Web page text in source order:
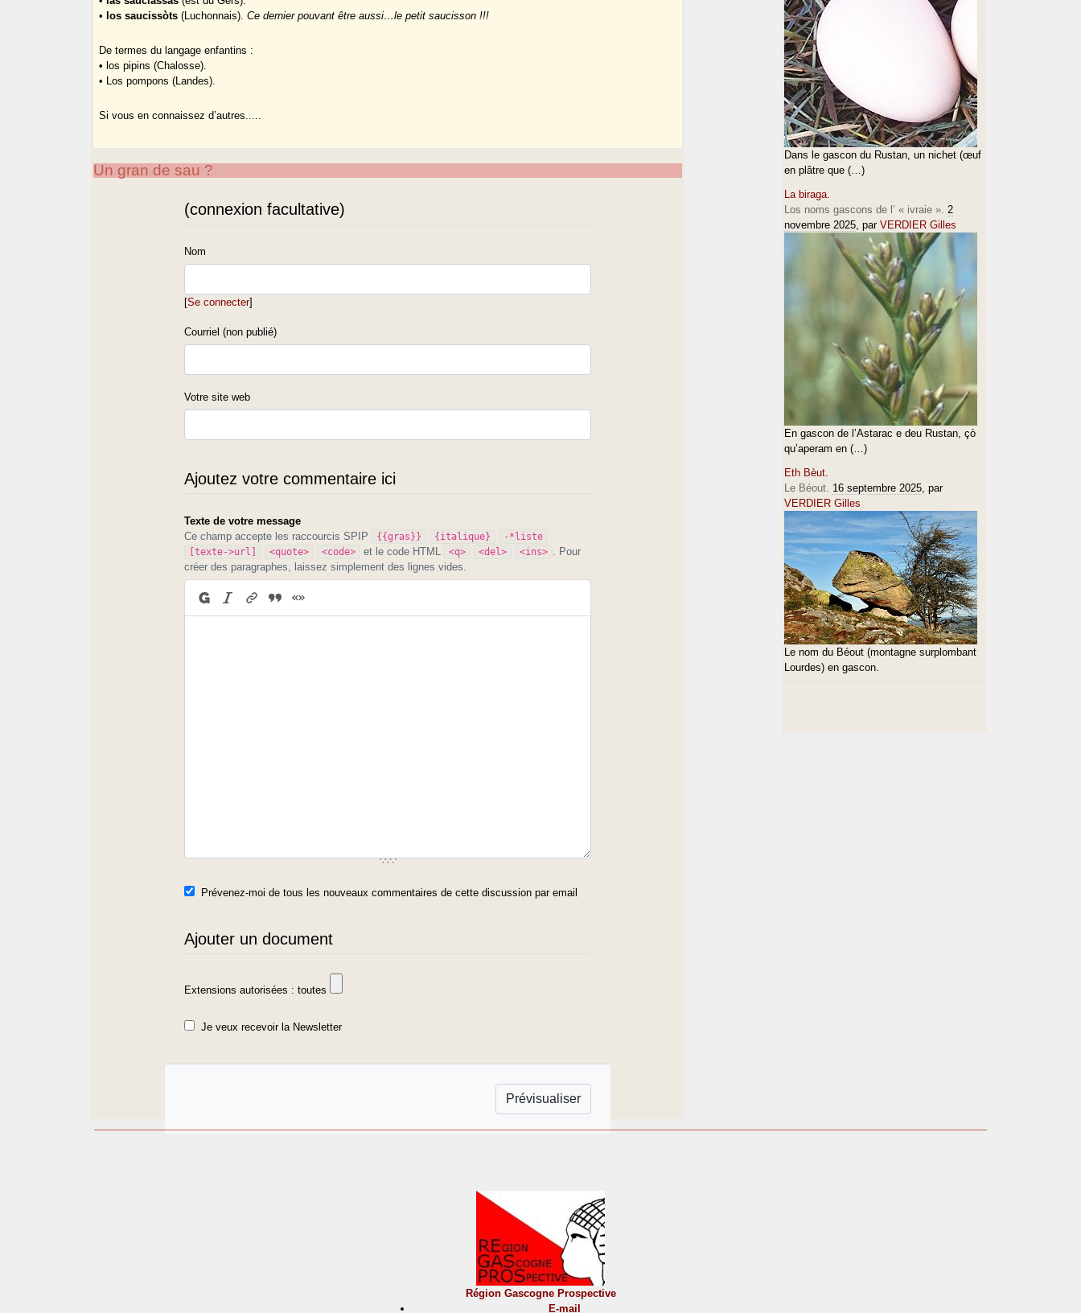
• los saucissòts (Luchonnais). Ce dernier pouvant être aussi…le petit saucisson !!!
De termes du langage enfantins :
• los pipins (Chalosse).
• Los pompons (Landes).
Si vous en connaissez d’autres.....
Un gran de sau ?
(connexion facultative)
Nom
[Se connecter]
Courriel (non publié)
Votre site web
Ajoutez votre commentaire ici
Texte de votre message
Ce champ accepte les raccourcis SPIP
{{gras}} {italique}
-*liste
[texte->url]
<quote> <code> et le code HTML <q> <del> <ins>
. Pour
créer des paragraphes, laissez simplement des lignes vides.
Prévenez-moi de tous les nouveaux commentaires de cette discussion par email
Ajouter un document
Extensions autorisées : toutes
Je veux recevoir la Newsletter
Dans le gascon du Rustan, un nichet (œuf
en plâtre que (…)
La biraga.
Los noms gascons de l’ « ivraie ». 2
novembre 2025, par VERDIER Gilles
En gascon de l’Astarac e deu Rustan, çò
qu’aperam en (…)
Eth Bèut.
Le Béout. 16 septembre 2025, par
VERDIER Gilles
Le nom du Béout (montagne surplombant
Lourdes) en gascon.
Région Gascogne Prospective
E-mail